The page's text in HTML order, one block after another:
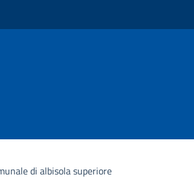
di albisola superiore